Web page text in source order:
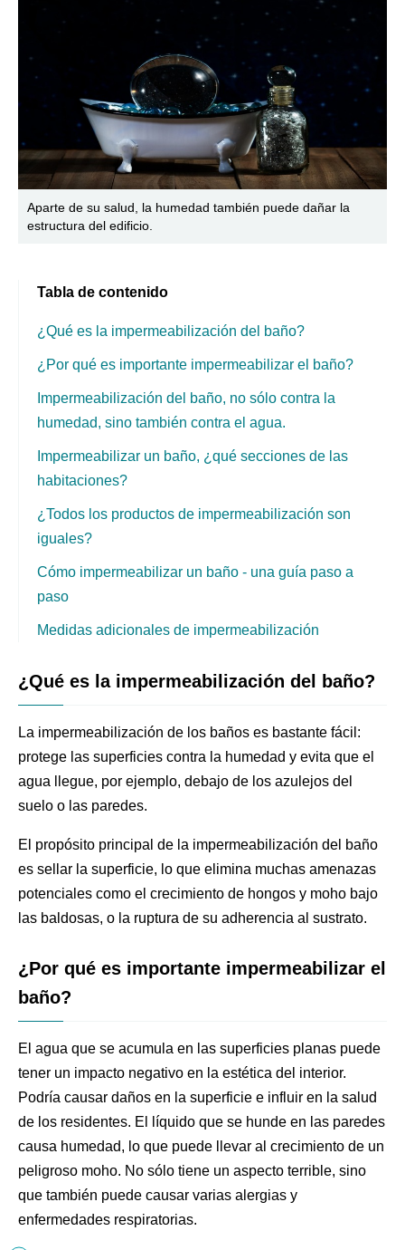
Aparte de su salud, la humedad también puede dañar la
estructura del edificio.
Tabla de contenido
¿Qué es la impermeabilización del baño?
¿Por qué es importante impermeabilizar el baño?
Impermeabilización del baño, no sólo contra la
humedad, sino también contra el agua.
Impermeabilizar un baño, ¿qué secciones de las
habitaciones?
¿Todos los productos de impermeabilización son
iguales?
Cómo impermeabilizar un baño - una guía paso a
paso
Medidas adicionales de impermeabilización
¿Qué es la impermeabilización del baño?
La impermeabilización de los baños es bastante fácil:
protege las superficies contra la humedad y evita que el
agua llegue, por ejemplo, debajo de los azulejos del
suelo o las paredes.
El propósito principal de la impermeabilización del baño
es sellar la superficie, lo que elimina muchas amenazas
potenciales como el crecimiento de hongos y moho bajo
las baldosas, o la ruptura de su adherencia al sustrato.
¿Por qué es importante impermeabilizar el
baño?
El agua que se acumula en las superficies planas puede
tener un impacto negativo en la estética del interior.
Podría causar daños en la superficie e influir en la salud
de los residentes. El líquido que se hunde en las paredes
causa humedad, lo que puede llevar al crecimiento de un
peligroso moho. No sólo tiene un aspecto terrible, sino
que también puede causar varias alergias y
enfermedades respiratorias.